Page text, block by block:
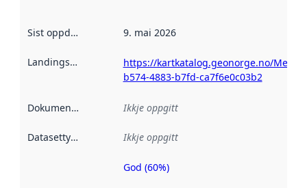
Sist oppdatert 9. mai 2026
Landingsside
https://kartkatalog.geonorge.no/
b574-4883-b7fd-ca7f6e0c03b2
Dokumentasjon Ikkje oppgitt
Datasettype Ikkje oppgitt
Metadatakvalitet
God (60%)